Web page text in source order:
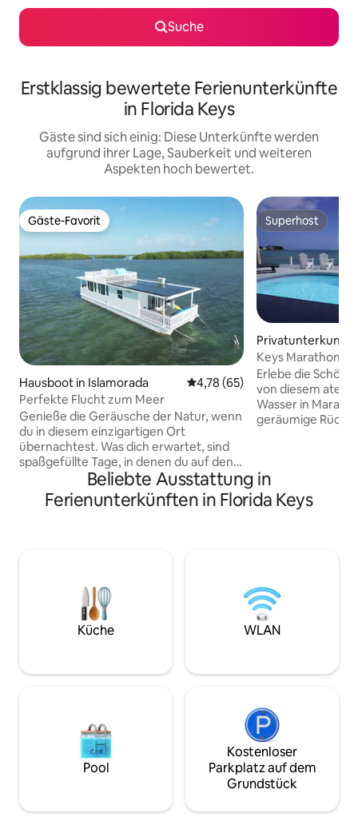
Suche
Erstklassig bewertete Ferienunterkünfte
in Florida Keys
Gäste sind sich einig: Diese Unterkünfte werden
aufgrund ihrer Lage, Sauberkeit und weiteren
Aspekten hoch bewertet.
Gäste-Favorit
Gäste-Favorit
Hausboot in Islamorada Durchschnittliche Bewertung:
4,78 (65)
Perfekte Flucht zum Meer
Genieße die Geräusche der Natur, wenn
du in diesem einzigartigen Ort
übernachtest. Was dich erwartet, sind
spaßgefüllte Tage, in denen du auf den
fabelhaften Gewässern der Florida Keys
in deinem eigenen, privaten,
schwimmenden Paradies lebst und diese
Haus wurde 2025 gebaut und ist sehr
schön, modern und komfortabel, es ist
100 % solarbetrieben und
umweltfreundlich Alle
Uhr Klimaanlage, Kühlschrank und
Superhost
Superhost
Privatunterkunft
Keys Marathon –
4 Schlafzimmer,
Erlebe die
von diesem
Wasser in
geräumige
Ausblicke auf das
zweistöckige
für Familien und
70 Fuß langen
Bootes und zum
Check-in und
Beliebte Ausstattung in
Ferienunterkünften in Florida Keys
Küche WLAN
Pool
Kostenloser
Parkplatz auf dem
Grundstück